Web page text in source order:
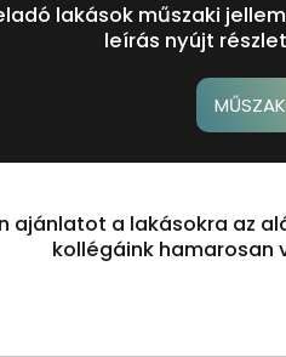
lakások műszaki
leírás nyújt
ajánlatot a lakásokra az
kollégáink hamarosan